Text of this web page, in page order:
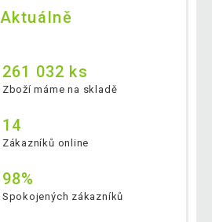
Aktuálně
261 032 ks
Zboží máme na skladě
14
Zákazníků online
98%
Spokojených zákazníků